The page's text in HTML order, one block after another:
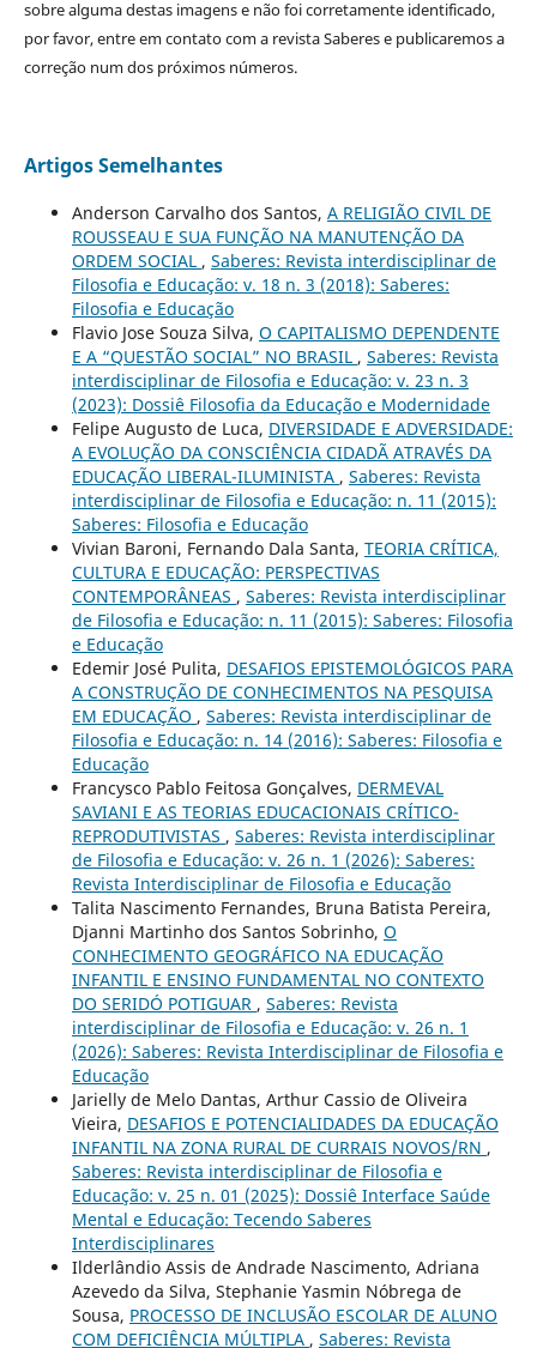
sobre alguma destas imagens e não foi corretamente identificado,
por favor, entre em contato com a revista Saberes e publicaremos a
correção num dos próximos números.
Artigos Semelhantes
Anderson Carvalho dos Santos, A RELIGIÃO CIVIL DE
ROUSSEAU E SUA FUNÇÃO NA MANUTENÇÃO DA
ORDEM SOCIAL , Saberes: Revista interdisciplinar de
Filosofia e Educação: v. 18 n. 3 (2018): Saberes:
Filosofia e Educação
Flavio Jose Souza Silva, O CAPITALISMO DEPENDENTE
E A “QUESTÃO SOCIAL” NO BRASIL , Saberes: Revista
interdisciplinar de Filosofia e Educação: v. 23 n. 3
(2023): Dossiê Filosofia da Educação e Modernidade
Felipe Augusto de Luca, DIVERSIDADE E ADVERSIDADE:
A EVOLUÇÃO DA CONSCIÊNCIA CIDADÃ ATRAVÉS DA
EDUCAÇÃO LIBERAL-ILUMINISTA , Saberes: Revista
interdisciplinar de Filosofia e Educação: n. 11 (2015):
Saberes: Filosofia e Educação
Vivian Baroni, Fernando Dala Santa, TEORIA CRÍTICA,
CULTURA E EDUCAÇÃO: PERSPECTIVAS
CONTEMPORÂNEAS , Saberes: Revista interdisciplinar
de Filosofia e Educação: n. 11 (2015): Saberes: Filosofia
e Educação
Edemir José Pulita, DESAFIOS EPISTEMOLÓGICOS PARA
A CONSTRUÇÃO DE CONHECIMENTOS NA PESQUISA
EM EDUCAÇÃO , Saberes: Revista interdisciplinar de
Filosofia e Educação: n. 14 (2016): Saberes: Filosofia e
Educação
Francysco Pablo Feitosa Gonçalves, DERMEVAL
SAVIANI E AS TEORIAS EDUCACIONAIS CRÍTICO-
REPRODUTIVISTAS , Saberes: Revista interdisciplinar
de Filosofia e Educação: v. 26 n. 1 (2026): Saberes:
Revista Interdisciplinar de Filosofia e Educação
Talita Nascimento Fernandes, Bruna Batista Pereira,
Djanni Martinho dos Santos Sobrinho, O
CONHECIMENTO GEOGRÁFICO NA EDUCAÇÃO
INFANTIL E ENSINO FUNDAMENTAL NO CONTEXTO
DO SERIDÓ POTIGUAR , Saberes: Revista
interdisciplinar de Filosofia e Educação: v. 26 n. 1
(2026): Saberes: Revista Interdisciplinar de Filosofia e
Educação
Jarielly de Melo Dantas, Arthur Cassio de Oliveira
Vieira, DESAFIOS E POTENCIALIDADES DA EDUCAÇÃO
INFANTIL NA ZONA RURAL DE CURRAIS NOVOS/RN ,
Saberes: Revista interdisciplinar de Filosofia e
Educação: v. 25 n. 01 (2025): Dossiê Interface Saúde
Mental e Educação: Tecendo Saberes
Interdisciplinares
Ilderlândio Assis de Andrade Nascimento, Adriana
Azevedo da Silva, Stephanie Yasmin Nóbrega de
Sousa, PROCESSO DE INCLUSÃO ESCOLAR DE ALUNO
COM DEFICIÊNCIA MÚLTIPLA , Saberes: Revista